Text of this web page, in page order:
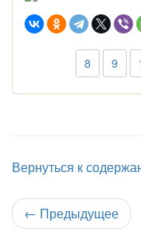
8 9
Вернуться к
← Предыдущее